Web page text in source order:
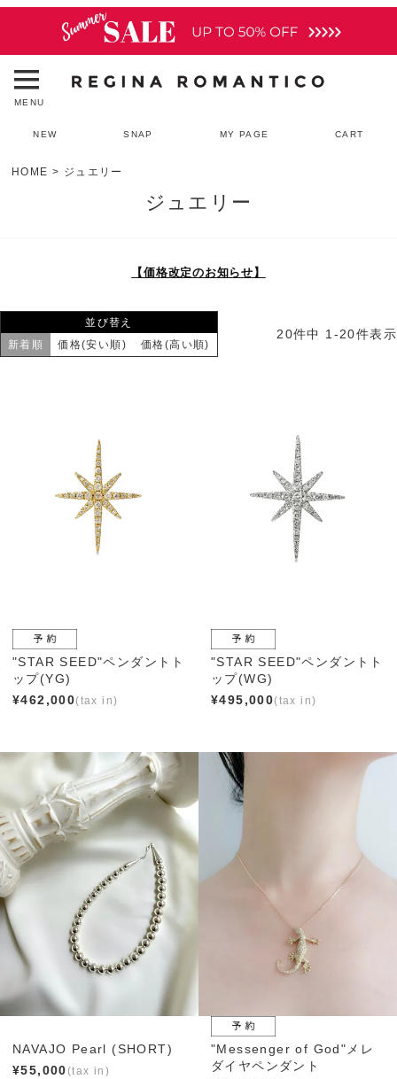
MENU
NEW SNAP MY PAGE CART
HOME ジュエリー
ジュエリー
【価格改定のお知らせ】
並び替え
新着順
価格(安い順) 価格(高い順)
20件中 1 -20件表示
"STAR SEED"ペンダントト
ップ(YG)
¥462,000
"STAR SEED"ペンダントト
ップ(WG)
¥495,000
NAVAJO Pearl (SHORT)
¥55,000
"Messenger of God"メレ
ダイヤペンダント